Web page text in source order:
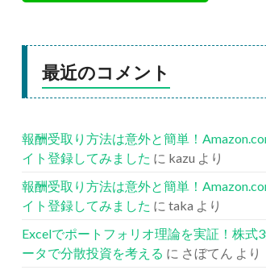
最近のコメント
報酬受取り方法は意外と簡単！
イト登録してみました に kazu より
報酬受取り方法は意外と簡単！
イト登録してみました に taka より
Excelでポートフォリオ理論を実証！株式
ータで分散投資を考える に さぼてん より